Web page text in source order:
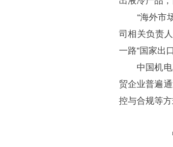
“海外市场
司相关负责
一路”国家出
中国机电产
贸企业普遍
控与合规等方
中式生活